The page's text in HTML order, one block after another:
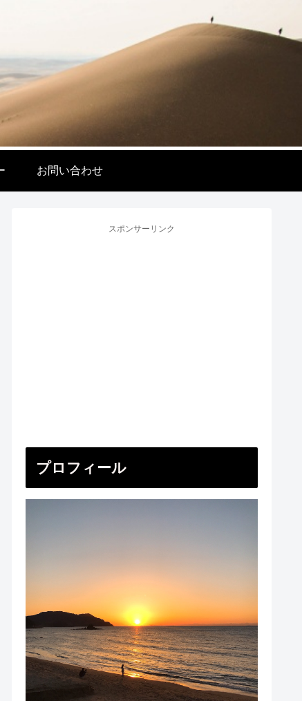
お問い合わせ
スポンサーリンク
プロフィール